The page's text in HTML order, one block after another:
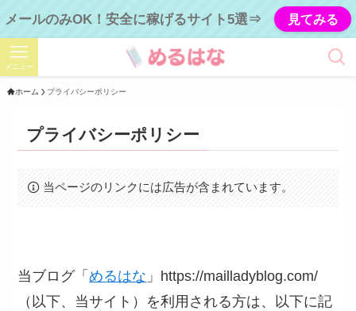
メールのみOK！安全に稼げるサイト5選⇒ 見てみる
メニュー
ホーム プライバシーポリシー
プライバシーポリシー
当ページのリンクには広告が含まれています。
当ブログ「めるはな 」https://mailladyblog.com/
（以下、当サイト）を利用される方は、以下に記